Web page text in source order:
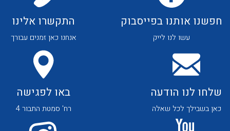
לכל מוצרי היצרן לכל מוצרי היצרן
חפשנו אותנו בפייסבוק
עשו לנו לייק
התקשרו אלינו
אנחנו כאן זמנים עבורך
שלחו לנו הודעה
כאן בשבילך לכל שאלה
באו לפגישה
רח' סמטת התבור 4